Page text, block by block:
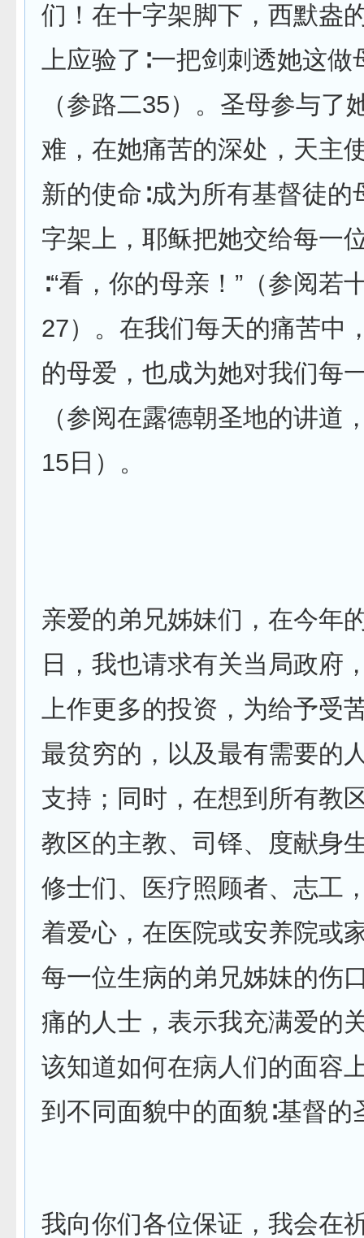
们！在十字架脚下，西默盎
上应验了∶一把剑刺透她这
（参路二35）。圣母参与了
难，在她痛苦的深处，天主
新的使命∶成为所有基督徒的
字架上，耶稣把她交给每一
∶“看，你的母亲！”（参阅若
27）。在我们每天的痛苦中
的母爱，也成为她对我们每
（参阅在露德朝圣地的讲道
15日）。
亲爱的弟兄姊妹们，在今年
日，我也请求有关当局政府
上作更多的投资，为给予受
最贫穷的，以及最有需要的
支持；同时，在想到所有教
教区的主教、司铎、度献身
修士们、医疗照顾者、志工
着爱心，在医院或安养院或
每一位生病的弟兄姊妹的伤
痛的人士，表示我充满爱的
该知道如何在病人们的面容
到不同面貌中的面貌∶基督的
我向你们各位保证，我会在